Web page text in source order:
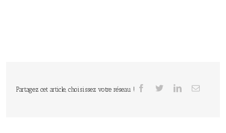
Partagez cet article, choisissez votre réseau !